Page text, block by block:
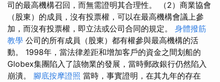
司的最高機構召回，而無需證明其合理性。 （2）商業協會
（股東）的成員，沒有投票權，可以在最高機構會議上參
加，而沒有投票權，即立法或公司合同的規定。 身體撥筋
教學 公司的所有成員（股東）都有權參與最高機構的活
動。 1998年，當法律差距和增加客戶的資金之間划船的
Globex集團陷入了該物業的發展，當時郵政銀行仍然陷入
崩潰。 腳底按摩證照 當時，事實證明，在其九年的存在